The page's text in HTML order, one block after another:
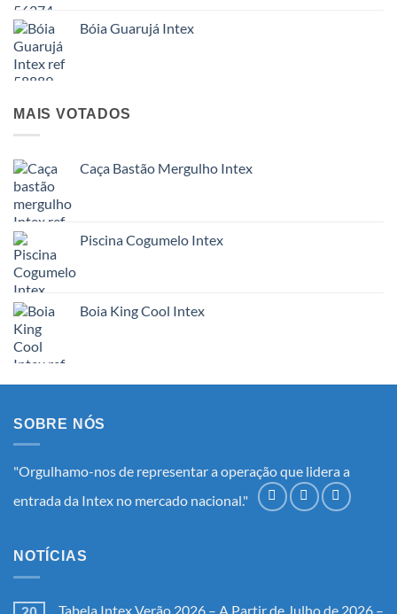
Bóia Guarujá Intex
MAIS VOTADOS
Caça Bastão Mergulho Intex
Piscina Cogumelo Intex
Boia King Cool Intex
SOBRE NÓS
"Orgulhamo-nos de representar a operação que lidera a
entrada da Intex no mercado nacional."
NOTÍCIAS
Tabela Intex Verão 2026 – A Partir de Julho de 2026 –